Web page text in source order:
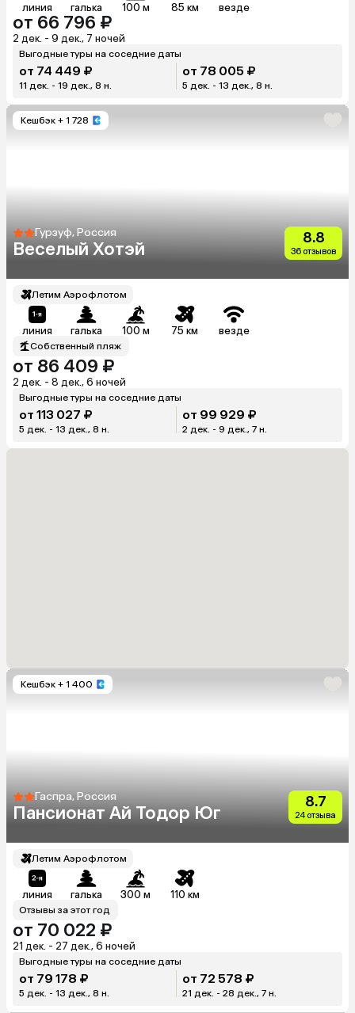
линия галька 100 м 85 км везде
от 66 796 ₽
2 дек. - 9 дек., 7 ночей
Выгодные туры на соседние даты
от 74 449 ₽
11 дек. - 19 дек., 8 н.
от 78 005 ₽
5 дек. - 13 дек., 8 н.
Кешбэк + 1 728
Гурзуф, Россия
Веселый Хотэй
8.8
36 отзывов
Летим Аэрофлотом
линия галька 100 м 75 км везде
Собственный пляж
от 86 409 ₽
2 дек. - 8 дек., 6 ночей
Выгодные туры на соседние даты
от 113 027 ₽
5 дек. - 13 дек., 8 н.
от 99 929 ₽
2 дек. - 9 дек., 7 н.
Кешбэк + 1 400
Гаспра, Россия
Пансионат Ай Тодор Юг
8.7
24 отзыва
Летим Аэрофлотом
линия галька 300 м 110 км
Отзывы за этот год
от 70 022 ₽
21 дек. - 27 дек., 6 ночей
Выгодные туры на соседние даты
от 79 178 ₽
5 дек. - 13 дек., 8 н.
от 72 578 ₽
21 дек. - 28 дек., 7 н.